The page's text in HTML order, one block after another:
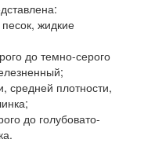
жидкие
до темно-серого
средней плотности,
до голубовато-